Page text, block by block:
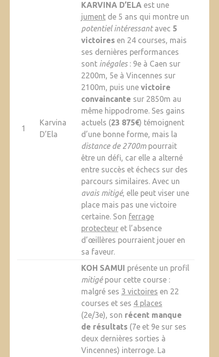
1
Karvina
D’Ela
KARVINA D’ELA est une
jumentde 5 ans qui montre un
potentiel intéressantavec 5
victoiresen 24 courses, mais
ses dernières performances
sont inégales: 9e à Caen sur
2200m, 5e à Vincennes sur
2100m, puis une victoire
convaincante sur 2850m au
même hippodrome. Ses gains
actuels (23 875€) témoignent
d’une bonne forme, mais la
distance de 2700mpourrait
être un défi, car elle a alterné
entre succès et échecs sur des
parcours similaires. Avec un
avais mitigé, elle peut viser une
place mais pas une victoire
certaine. Son ferrage
protecteuret l’absence
d’œillères pourraient jouer en
sa faveur.
KOH SAMUI présente un profil
mitigépour cette course :
malgré ses 3 victoires en 22
courses et ses 4 places
(2e/3e), son récent manque
de résultats(7e et 9e sur ses
deux dernières sorties à
Vincennes) interroge. La